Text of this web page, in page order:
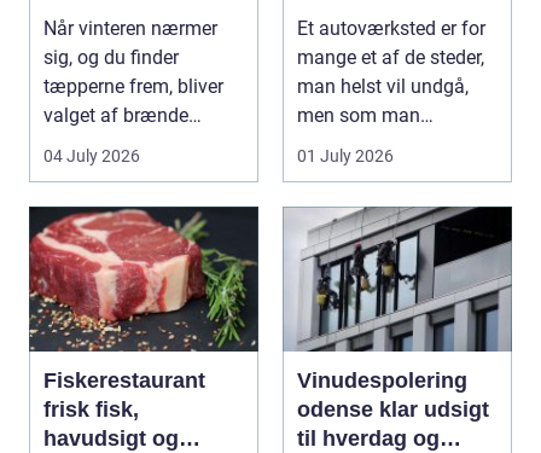
Når vinteren nærmer
sig, og du finder
tæpperne frem, bliver
valget af brænde
pludselig vigtigt.
Mang...
04 July 2026
mekaniker
Et autoværksted er for
mange et af de steder,
man helst vil undgå,
men som man
alligevel...
01 July 2026
Fiskerestaurant
frisk fisk,
havudsigt og
Vinudespolering
odense klar udsigt
til hverdag og